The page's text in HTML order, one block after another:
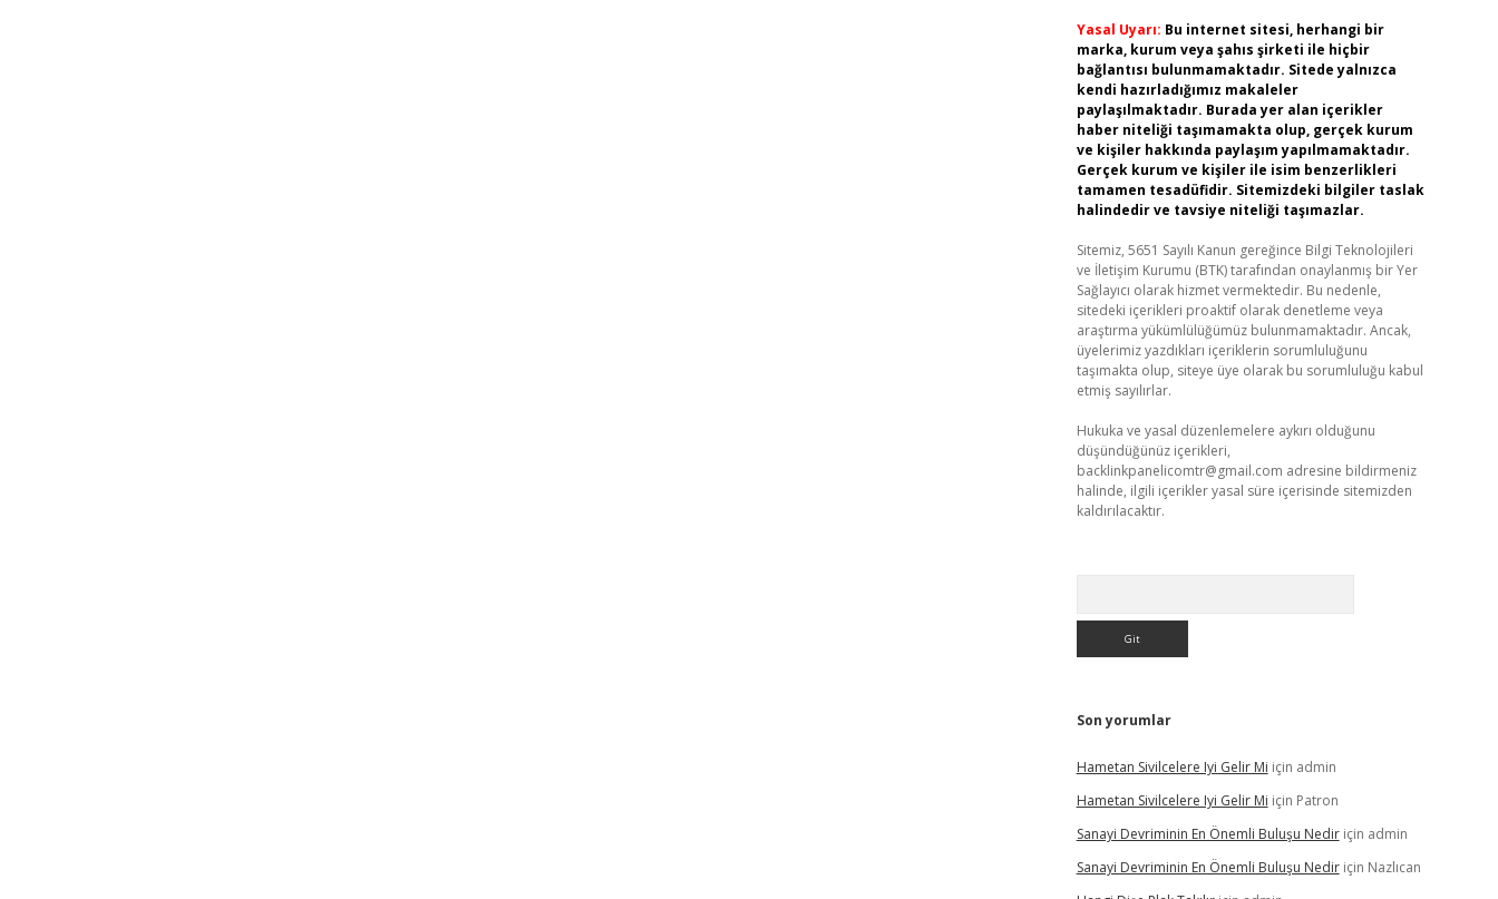
Yasal Uyarı: Bu internet sitesi, herhangi bir
marka, kurum veya şahıs şirketi ile hiçbir
bağlantısı bulunmamaktadır. Sitede yalnızca
kendi hazırladığımız makaleler
paylaşılmaktadır. Burada yer alan içerikler
haber niteliği taşımamakta olup, gerçek kurum
ve kişiler hakkında paylaşım yapılmamaktadır.
Gerçek kurum ve kişiler ile isim benzerlikleri
tamamen tesadüfidir. Sitemizdeki bilgiler taslak
halindedir ve tavsiye niteliği taşımazlar.
Sitemiz, 5651 Sayılı Kanun gereğince Bilgi Teknolojileri
ve İletişim Kurumu (BTK) tarafından onaylanmış bir Yer
Sağlayıcı olarak hizmet vermektedir. Bu nedenle,
sitedeki içerikleri proaktif olarak denetleme veya
araştırma yükümlülüğümüz bulunmamaktadır. Ancak,
üyelerimiz yazdıkları içeriklerin sorumluluğunu
taşımakta olup, siteye üye olarak bu sorumluluğu kabul
etmiş sayılırlar.
Hukuka ve yasal düzenlemelere aykırı olduğunu
düşündüğünüz içerikleri,
backlinkpanelicomtr@gmail.com adresine bildirmeniz
halinde, ilgili içerikler yasal süre içerisinde sitemizden
kaldırılacaktır.
Son yorumlar
Hametan Sivilcelere Iyi Gelir Mi için admin
Hametan Sivilcelere Iyi Gelir Mi için Patron
Sanayi Devriminin En Önemli Buluşu Nediriçin admin
Sanayi Devriminin En Önemli Buluşu Nediriçin Nazlıcan